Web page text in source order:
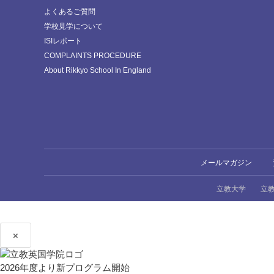
よくあるご質問
学校見学について
ISIレポート
COMPLAINTS PROCEDURE
About Rikkyo School In England
メールマガジン
立教大学 立
×
2026年度より新プログラム開始